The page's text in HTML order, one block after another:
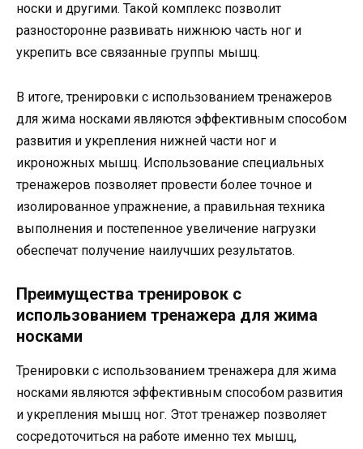
носки и другими. Такой комплекс позволит
разносторонне развивать нижнюю часть ног и
укрепить все связанные группы мышц.
В итоге, тренировки с использованием тренажеров
для жима носками являются эффективным способом
развития и укрепления нижней части ног и
икроножных мышц. Использование специальных
тренажеров позволяет провести более точное и
изолированное упражнение, а правильная техника
выполнения и постепенное увеличение нагрузки
обеспечат получение наилучших результатов.
Преимущества тренировок с
использованием тренажера для жима
носками
Тренировки с использованием тренажера для жима
носками являются эффективным способом развития
и укрепления мышц ног. Этот тренажер позволяет
сосредоточиться на работе именно тех мышц,